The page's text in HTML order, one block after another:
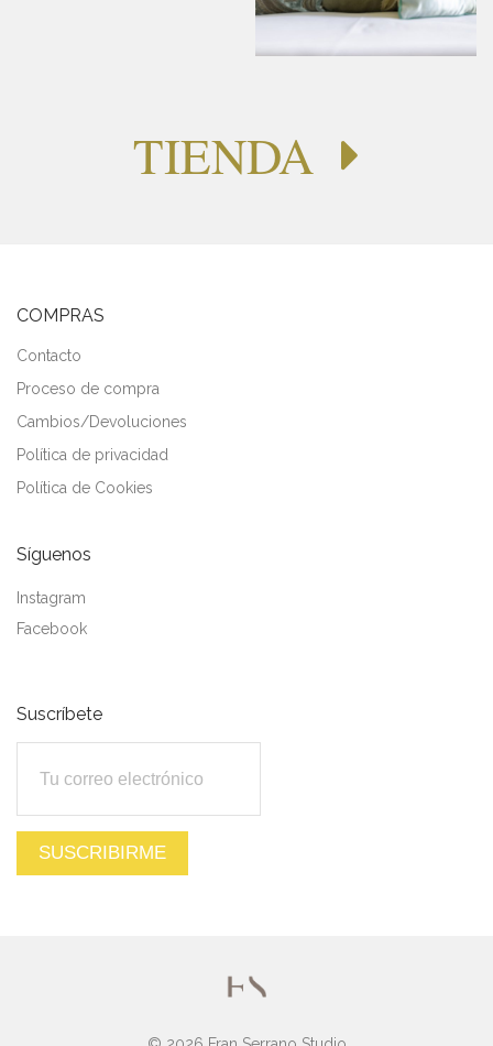
TIENDA
COMPRAS
Contacto
Proceso de compra
Cambios/Devoluciones
Política de privacidad
Política de Cookies
Síguenos
Instagram
Facebook
Suscríbete